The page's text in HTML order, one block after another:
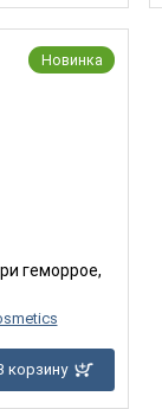
Новинка
геморрое,
корзину